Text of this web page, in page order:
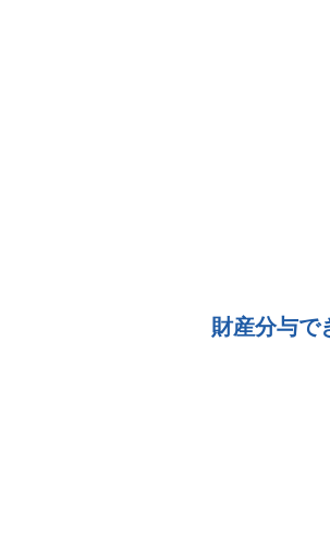
財産分与で